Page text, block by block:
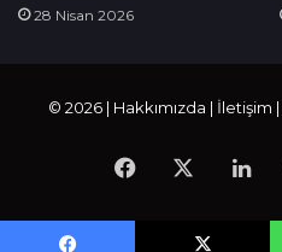
28 Nisan 2026
© 2026 | Hakkımızda | İletişim |
Facebook